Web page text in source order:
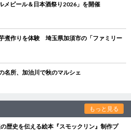
メビール＆日本酒祭り2026」を開催
煮作りを体験 埼玉県加須市の「ファミリー
名所、加治川で秋のマルシェ
もっと見る
歴史を伝える絵本『スモックリン』制作プ